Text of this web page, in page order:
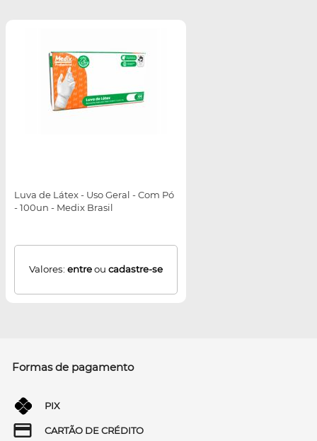
Luva de Látex - Uso Geral - Com Pó
- 100un - Medix Brasil
Valores: entreou cadastre-se
Formas de pagamento
PIX
CARTÃO DE CRÉDITO